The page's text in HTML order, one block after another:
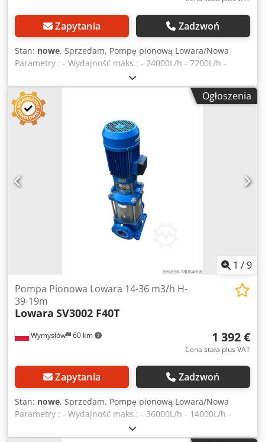
Zapytania Zadzwoń
Stan: nowe, Sprzedam, Pompę pionową Lowara/Nowa
Parametry : - Wydajność maks.: - 24000L/h - 7200L/h -
Wysokość podnoszenia maks.: -166-72m - Moc silnika:
11Kw - Prędkość obrotowa: 2900 obr/min Chodpfsviynbex
Aklea
Ogłoszenia
1 /9
Wymysłów 60 km
Pompa Pionowa Lowara 14-36 m3/h H-
39-19m
Lowara SV3002 F40T
1 392 €
Cena stała plus VAT
Zapytania Zadzwoń
Stan: nowe, Sprzedam, Pompę pionową Lowara/Nowa
Parametry : - Wydajność maks.: - 36000L/h - 14000L/h -
Wysokość podnoszenia maks.: -39-19m Chsdpfovilv Rex
Akloa - Moc silnika: 4 kW - Prędkość obrotowa: 2900